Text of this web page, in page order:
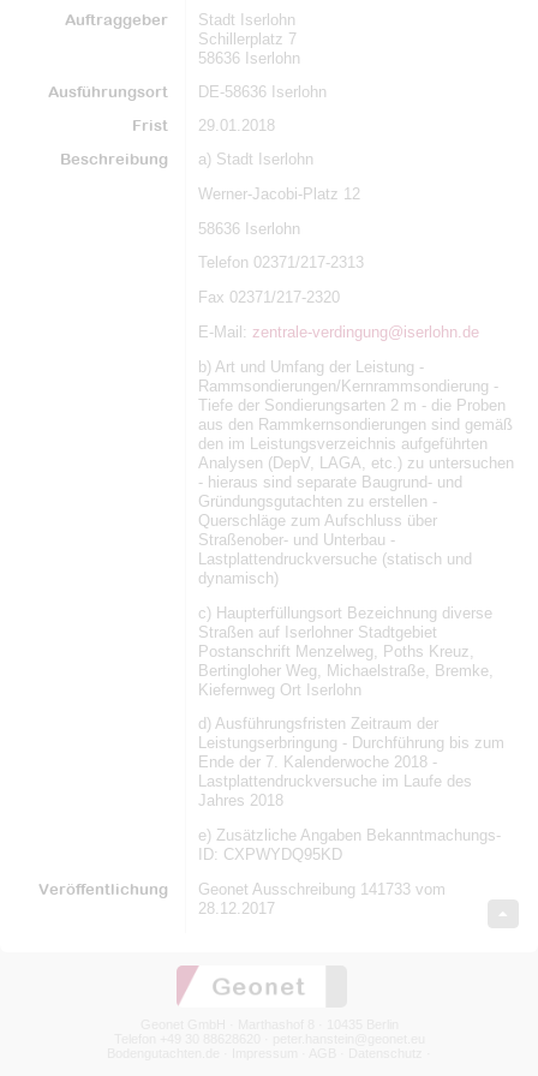
Auftraggeber
Stadt Iserlohn
Schillerplatz 7
58636 Iserlohn
Ausführungsort
DE-58636 Iserlohn
Frist
29.01.2018
Beschreibung
a) Stadt Iserlohn
Werner-Jacobi-Platz 12
58636 Iserlohn
Telefon 02371/217-2313
Fax 02371/217-2320
E-Mail: zentrale-verdingung@iserlohn.de
b) Art und Umfang der Leistung -
Rammsondierungen/Kernrammsondierung -
Tiefe der Sondierungsarten 2 m - die Proben
aus den Rammkernsondierungen sind gemäß
den im Leistungsverzeichnis aufgeführten
Analysen (DepV, LAGA, etc.) zu untersuchen
- hieraus sind separate Baugrund- und
Gründungsgutachten zu erstellen -
Querschläge zum Aufschluss über
Straßenober- und Unterbau -
Lastplattendruckversuche (statisch und
dynamisch)
c) Haupterfüllungsort Bezeichnung diverse
Straßen auf Iserlohner Stadtgebiet
Postanschrift Menzelweg, Poths Kreuz,
Bertingloher Weg, Michaelstraße, Bremke,
Kiefernweg Ort Iserlohn
d) Ausführungsfristen Zeitraum der
Leistungserbringung - Durchführung bis zum
Ende der 7. Kalenderwoche 2018 -
Lastplattendruckversuche im Laufe des
Jahres 2018
e) Zusätzliche Angaben Bekanntmachungs-
ID: CXPWYDQ95KD
Veröffentlichung
Geonet Ausschreibung 141733 vom
28.12.2017